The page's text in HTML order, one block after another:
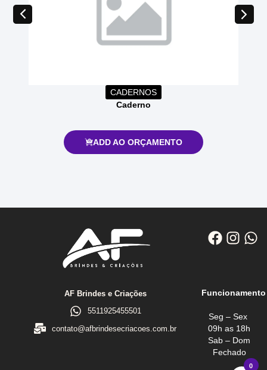
CADERNOS
Caderno
ADD AO ORÇAMENTO
AF Brindes e Criações
5511925455501
contato@afbrindesecriacoes.com.br
Funcionamento
Seg – Sex
09h as 18h
Sab – Dom
Fechado
0